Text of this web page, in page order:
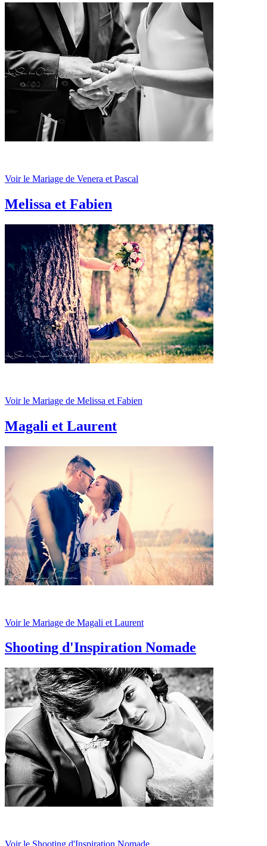
Voir le Mariage de Venera et Pascal
Melissa et Fabien
Voir le Mariage de Melissa et Fabien
Magali et Laurent
Voir le Mariage de Magali et Laurent
Shooting d'Inspiration Nomade